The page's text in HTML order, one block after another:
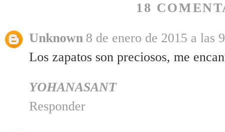
18
Unknown 8 de enero de 2015 a las
Los zapatos son preciosos, me
YOHANASANT
Responder